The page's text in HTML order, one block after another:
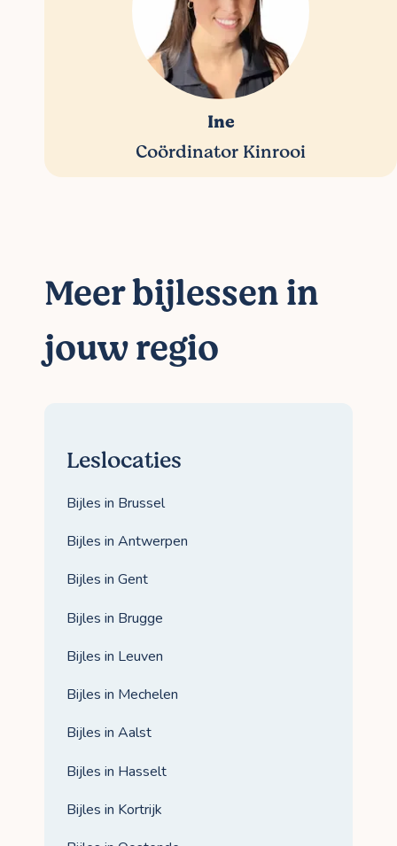
Ine
Coördinator Kinrooi
Meer bijlessen in
jouw regio
Leslocaties
Bijles in Brussel
Bijles in Antwerpen
Bijles in Gent
Bijles in Brugge
Bijles in Leuven
Bijles in Mechelen
Bijles in Aalst
Bijles in Hasselt
Bijles in Kortrijk